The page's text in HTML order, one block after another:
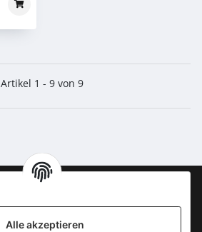
Alle akzeptieren
Artikel 1 - 9 von 9